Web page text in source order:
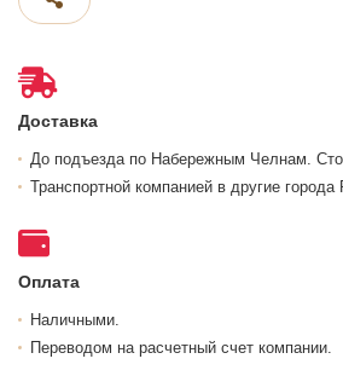
Доставка
До подъезда по Набережным Челнам.
Транспортной компанией в другие города
Оплата
Наличными.
Переводом на расчетный счет компании.